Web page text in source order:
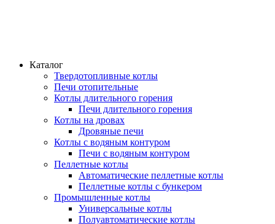
Каталог
Твердотопливные котлы
Печи отопительные
Котлы длительного горения
Печи длительного горения
Котлы на дровах
Дровяные печи
Котлы с водяным контуром
Печи с водяным контуром
Пеллетные котлы
Автоматические пеллетные котлы
Пеллетные котлы с бункером
Промышленные котлы
Универсальные котлы
Полуавтоматические котлы